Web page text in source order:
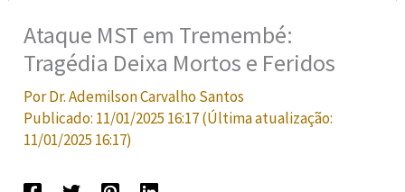
Ataque MST em Tremembé:
Tragédia Deixa Mortos e Feridos
PorDr. Ademilson Carvalho Santos
Publicado: 11/01/2025 16:17(Última atualização:
11/01/2025 16:17)